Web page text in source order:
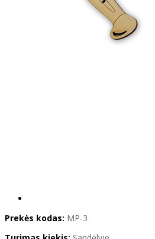
Prekės kodas: MP-3